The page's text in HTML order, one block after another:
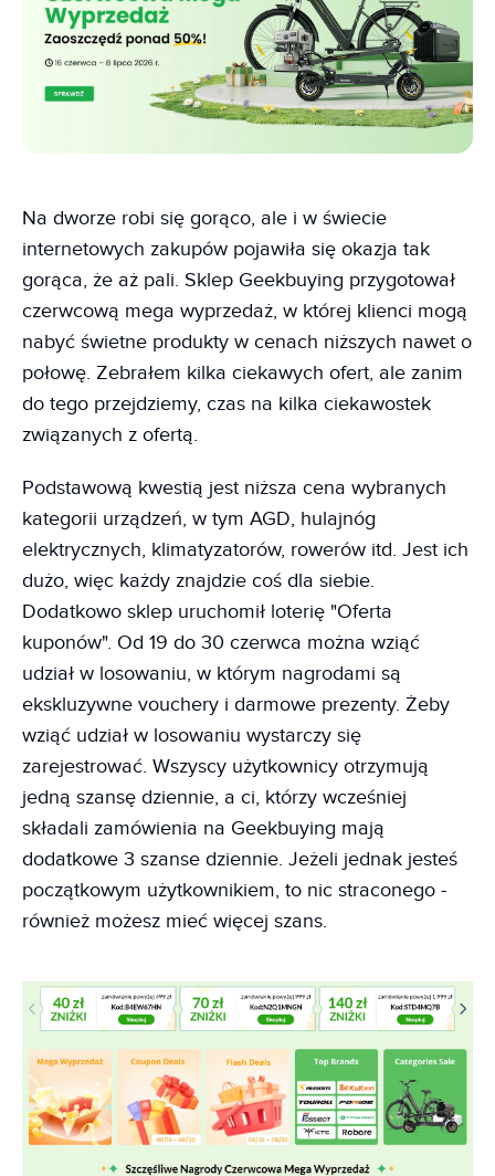
Na dworze robi się gorąco, ale i w świecie
internetowych zakupów pojawiła się okazja tak
gorąca, że aż pali. Sklep Geekbuying przygotował
czerwcową mega wyprzedaż, w której klienci mogą
nabyć świetne produkty w cenach niższych nawet o
połowę. Zebrałem kilka ciekawych ofert, ale zanim
do tego przejdziemy, czas na kilka ciekawostek
związanych z ofertą.
Podstawową kwestią jest niższa cena wybranych
kategorii urządzeń, w tym AGD, hulajnóg
elektrycznych, klimatyzatorów, rowerów itd. Jest ich
dużo, więc każdy znajdzie coś dla siebie.
Dodatkowo sklep uruchomił loterię "Oferta
kuponów". Od 19 do 30 czerwca można wziąć
udział w losowaniu, w którym nagrodami są
ekskluzywne vouchery i darmowe prezenty. Żeby
wziąć udział w losowaniu wystarczy się
zarejestrować. Wszyscy użytkownicy otrzymują
jedną szansę dziennie, a ci, którzy wcześniej
składali zamówienia na Geekbuying mają
dodatkowe 3 szanse dziennie. Jeżeli jednak jesteś
początkowym użytkownikiem, to nic straconego -
również możesz mieć więcej szans.